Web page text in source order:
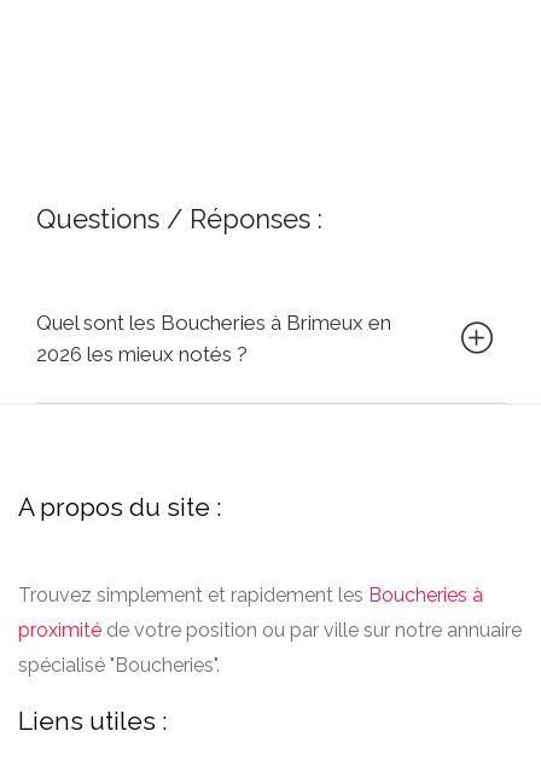
Questions / Réponses :
Quel sont les Boucheries à Brimeux en
2026 les mieux notés ?
A propos du site :
Trouvez simplement et rapidement les Boucheries à
proximité de votre position ou par ville sur notre annuaire
spécialisé "Boucheries".
Liens utiles :